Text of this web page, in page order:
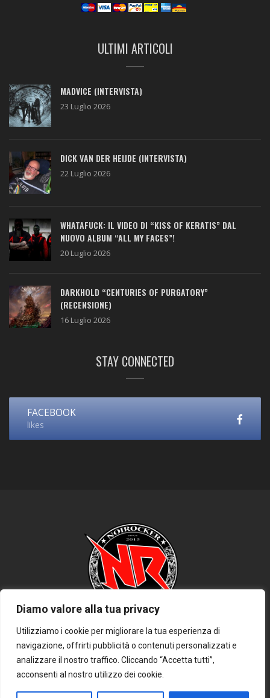
Diamo valore alla tua privacy
Utilizziamo i cookie per migliorare la tua esperienza di
navigazione, offrirti pubblicità o contenuti personalizzati e
analizzare il nostro traffico. Cliccando “Accetta tutti”,
acconsenti al nostro utilizzo dei cookie.
ULTIMI ARTICOLI
MADVICE (INTERVISTA)
23 Luglio 2026
DICK VAN DER HEIJDE (INTERVISTA)
22 Luglio 2026
WHATAFUCK: IL VIDEO DI “KISS OF KERATIS” DAL
NUOVO ALBUM “ALL MY FACES”!
20 Luglio 2026
DARKHOLD “CENTURIES OF PURGATORY”
(RECENSIONE)
16 Luglio 2026
STAY CONNECTED
FACEBOOK
likes
HOME PRIVACY POLICY COOKIE POLICY DISCLAIMER
CONTATTACI